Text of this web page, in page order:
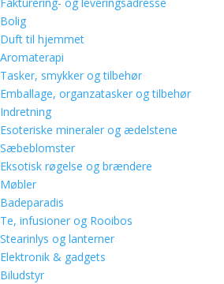
Fakturering- og leveringsadresse
Bolig
Duft til hjemmet
Aromaterapi
Tasker, smykker og tilbehør
Emballage, organzatasker og tilbehør
Indretning
Esoteriske mineraler og ædelstene
Sæbeblomster
Eksotisk røgelse og brændere
Møbler
Badeparadis
Te, infusioner og Rooibos
Stearinlys og lanterner
Elektronik & gadgets
Biludstyr